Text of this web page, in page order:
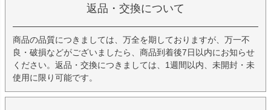
返品・交換について
商品の品質につきましては、万全を期しておりますが、万一不
良・破損などがございましたら、商品到着後7日以内にお知らせ
ください。返品・交換につきましては、1週間以内、未開封・未
使用に限り可能です。